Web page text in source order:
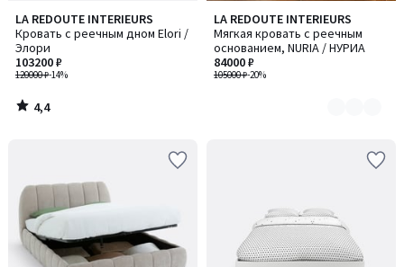
LA REDOUTE INTERIEURS
Кровать с реечным дном Elori /
Элори
120000 ₽-14%
103200 ₽
4,4
/ 5
4,4
/
LA REDOUTE INTERIEURS
Мягкая кровать с реечным
основанием, NURIA / НУРИА
105000 ₽-20%
84000 ₽
Количество
цветов:
2